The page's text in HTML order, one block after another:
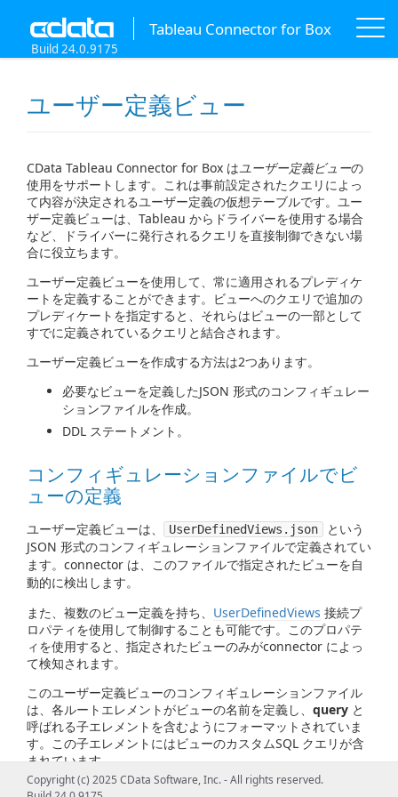
Tableau Connector for Box
Build 24.0.9175
ユーザー定義ビュー
CData Tableau Connector for Box はユーザー定義ビューの
使用をサポートします。これは事前設定されたクエリによっ
て内容が決定されるユーザー定義の仮想テーブルです。ユー
ザー定義ビューは、Tableau からドライバーを使用する場合
など、ドライバーに発行されるクエリを直接制御できない場
合に役立ちます。
ユーザー定義ビューを使用して、常に適用されるプレディケ
ートを定義することができます。ビューへのクエリで追加の
プレディケートを指定すると、それらはビューの一部として
すでに定義されているクエリと結合されます。
ユーザー定義ビューを作成する方法は2つあります。
必要なビューを定義したJSON 形式のコンフィギュレー
ションファイルを作成。
DDL ステートメント。
コンフィギュレーションファイルでビ
ューの定義
ユーザー定義ビューは、 UserDefinedViews.json
という
JSON 形式のコンフィギュレーションファイルで定義されてい
ます。connector は、このファイルで指定されたビューを自
動的に検出します。
また、複数のビュー定義を持ち、 UserDefinedViews 接続プ
ロパティを使用して制御することも可能です。このプロパテ
ィを使用すると、指定されたビューのみがconnector によっ
て検知されます。
このユーザー定義ビューのコンフィギュレーションファイル
は、各ルートエレメントがビューの名前を定義し、 query と
呼ばれる子エレメントを含むようにフォーマットされていま
す。この子エレメントにはビューのカスタムSQL クエリが含
まれています。
次に例を示します。
Copyright (c) 2025 CData Software, Inc. - All rights reserved.